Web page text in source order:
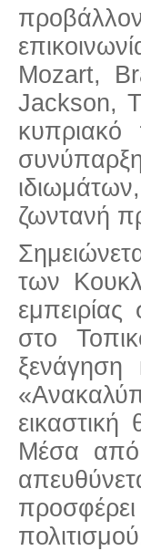
Mozart,
Jackson,
ζωντανή
των
στο
ξενάγηση
εικαστική
Μέσα από